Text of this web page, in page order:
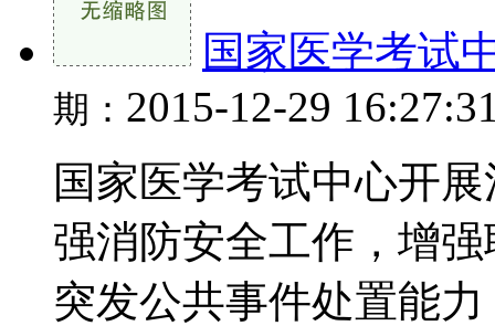
国家医学考试
期： 2015-12-29
国家医学考试中心开
强消防安全工作，增
突发公共事件处置能